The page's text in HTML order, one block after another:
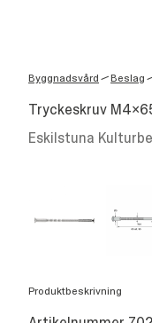
Byggnadsvård /Beslag
Tryckeskruv
Eskilstuna
Produktbeskrivning